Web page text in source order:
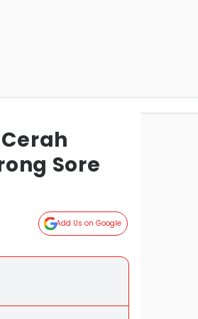
Sore
Add Us on Google